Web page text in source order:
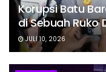
Korupsi Batu
di Sebuah Ruko
JULI 10, 2026